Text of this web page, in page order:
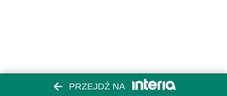
PRZEJDŹ NA